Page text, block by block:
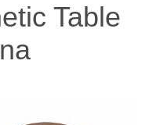
Table